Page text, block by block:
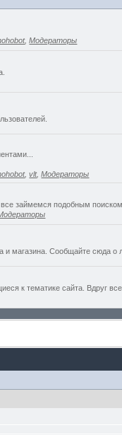
,Модераторы
,vlt,Модераторы
займемся подобным поиском
магазина. Сообщайте сюда о
к тематике сайта. Вдруг